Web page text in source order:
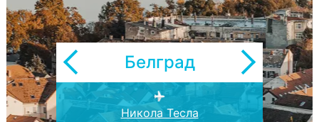
Белград
Никола Тесла
Ниш